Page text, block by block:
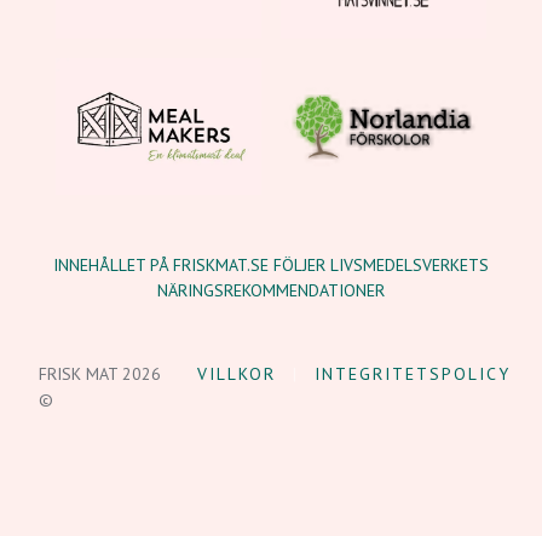
INNEHÅLLET PÅ FRISKMAT.SE FÖLJER LIVSMEDELSVERKETS
NÄRINGSREKOMMENDATIONER
FRISK MAT 2026
©
VILLKOR INTEGRITETSPOLICY